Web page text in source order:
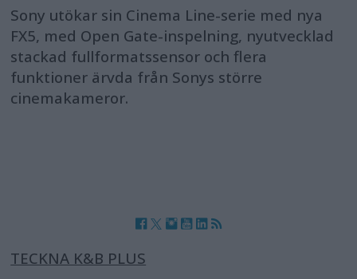
Sony utökar sin Cinema Line-serie med nya
FX5, med Open Gate-inspelning, nyutvecklad
stackad fullformatssensor och flera
funktioner ärvda från Sonys större
cinemakameror.
TECKNA K&B PLUS